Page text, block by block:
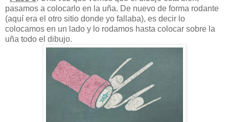
pasamos a colocarlo en la uña. De nuevo de forma rodante
(aquí era el otro sitio donde yo fallaba), es decir lo
colocamos en un lado y lo rodamos hasta colocar sobre la
uña todo el dibujo.